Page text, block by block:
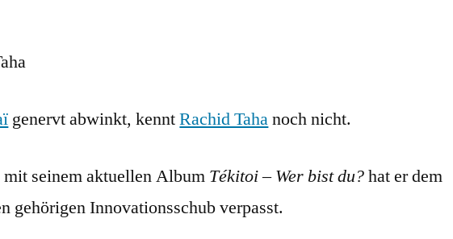
genervt abwinkt, kenntRachid Tahanoch nicht.
mit seinem aktuellen Album Tékitoi–Wer bist du?hat er dem
gehörigen Innovationsschub verpasst.